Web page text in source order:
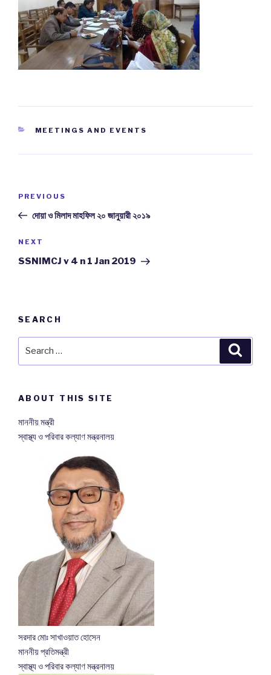
CATEGORIES
MEETINGS AND EVENTS
Previous
Post
PREVIOUS
দোয়া ও মিলাদ মাহফিল ২০ জানুয়ারী ২০১৯
Next
Post
NEXT
SSNIMCJ v 4 n 1 Jan 2019
SEARCH
ABOUT THIS SITE
মাননীয় মন্ত্রী
স্বাস্থ্য ও পরিবার কল্যাণ মন্ত্রনালয়
সরদার মোঃ সাখাওয়াত হোসেন
মাননীয় প্রতিমন্ত্রী
স্বাস্থ্য ও পরিবার কল্যাণ মন্ত্রনালয়